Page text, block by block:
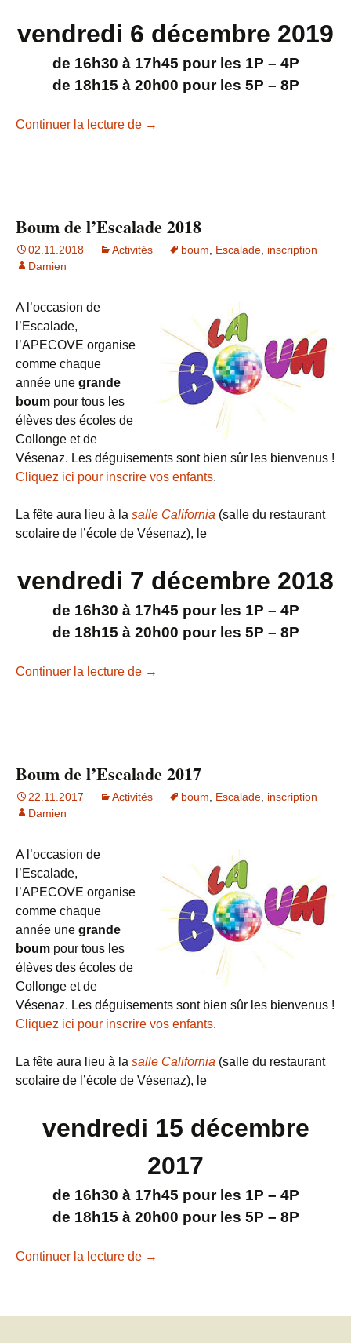
vendredi 6 décembre 2019
de 16h30 à 17h45 pour les 1P – 4P
de 18h15 à 20h00 pour les 5P – 8P
Continuer la lecture de Boum de l’Escalade 2019
→
Boum de l’Escalade 2018
02.11.2018 Activités boum Escalade inscription
Damien
A l’occasion de
l’Escalade,
l’APECOVE organise
comme chaque
année une grande
boum pour tous les
élèves des écoles de
Collonge et de
Vésenaz. Les déguisements sont bien sûr les bienvenus !
Cliquez ici pour inscrire vos enfants.
La fête aura lieu à la salle California (salle du restaurant
scolaire de l’école de Vésenaz), le
vendredi 7 décembre 2018
de 16h30 à 17h45 pour les 1P – 4P
de 18h15 à 20h00 pour les 5P – 8P
Continuer la lecture de Boum de l’Escalade 2018
→
Boum de l’Escalade 2017
22.11.2017 Activités boum Escalade inscription
Damien
A l’occasion de
l’Escalade,
l’APECOVE organise
comme chaque
année une grande
boum pour tous les
élèves des écoles de
Collonge et de
Vésenaz. Les déguisements sont bien sûr les bienvenus !
Cliquez ici pour inscrire vos enfants.
La fête aura lieu à la salle California (salle du restaurant
scolaire de l’école de Vésenaz), le
vendredi 15 décembre
2017
de 16h30 à 17h45 pour les 1P – 4P
de 18h15 à 20h00 pour les 5P – 8P
Continuer la lecture de Boum de l’Escalade 2017
→